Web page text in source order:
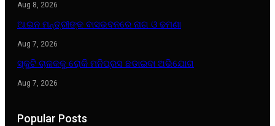
Aug 8, 2026
ଆଇନ ମନ୍ତ୍ରୀଙ୍କ ବାସଭବନରେ ନାଗ ଓ ଢମଣା
Aug 7, 2026
ସ୍କୁଟି ଚାଳକକୁ ରୋକି ମନିପ୍ରସ ଛଡାଇବା ଅଭିଯୋଗ
Aug 7, 2026
Popular Posts